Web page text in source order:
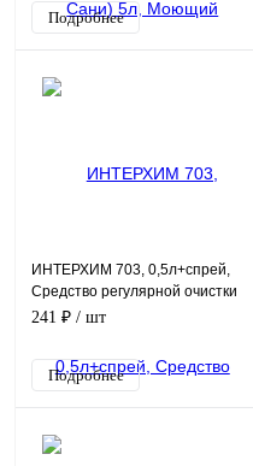
Подробнее
ИНТЕРХИМ 703, 0,5л+спрей,
Средство регулярной очистки
поверхностей в санитарных
241 ₽ / шт
Подробнее